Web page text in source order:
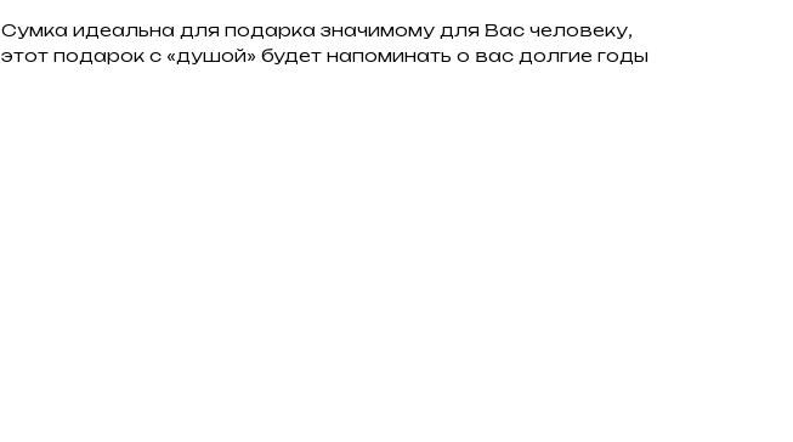
Сумка идеальна для подарка значимому для Вас человеку,
этот подарок с «душой» будет напоминать о вас долгие годы